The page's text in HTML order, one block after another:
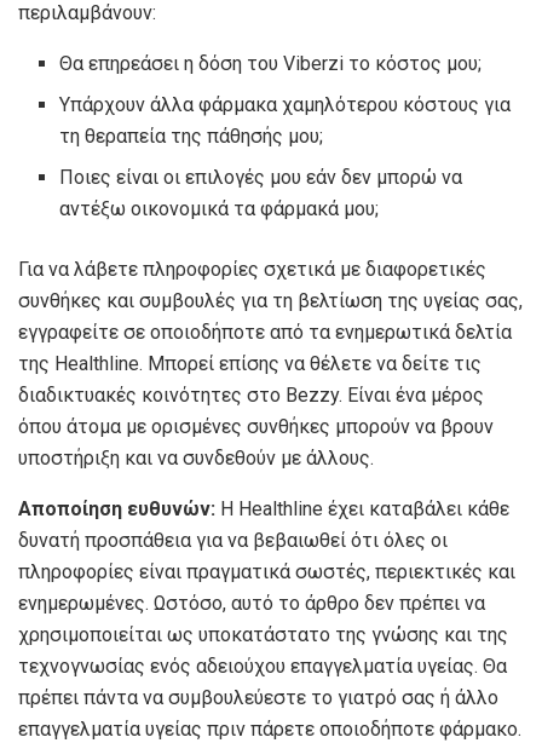
περιλαμβάνουν:
Θα επηρεάσει η δόση του Viberzi το κόστος μου;
Υπάρχουν άλλα φάρμακα χαμηλότερου κόστους για
τη θεραπεία της πάθησής μου;
Ποιες είναι οι επιλογές μου εάν δεν μπορώ να
αντέξω οικονομικά τα φάρμακά μου;
Για να λάβετε πληροφορίες σχετικά με διαφορετικές
συνθήκες και συμβουλές για τη βελτίωση της υγείας σας,
εγγραφείτε σε οποιοδήποτε από τα ενημερωτικά δελτία
της Healthline. Μπορεί επίσης να θέλετε να δείτε τις
διαδικτυακές κοινότητες στο Bezzy. Είναι ένα μέρος
όπου άτομα με ορισμένες συνθήκες μπορούν να βρουν
υποστήριξη και να συνδεθούν με άλλους.
Αποποίηση ευθυνών: Η Healthline έχει καταβάλει κάθε
δυνατή προσπάθεια για να βεβαιωθεί ότι όλες οι
πληροφορίες είναι πραγματικά σωστές, περιεκτικές και
ενημερωμένες. Ωστόσο, αυτό το άρθρο δεν πρέπει να
χρησιμοποιείται ως υποκατάστατο της γνώσης και της
τεχνογνωσίας ενός αδειούχου επαγγελματία υγείας. Θα
πρέπει πάντα να συμβουλεύεστε το γιατρό σας ή άλλο
επαγγελματία υγείας πριν πάρετε οποιοδήποτε φάρμακο.